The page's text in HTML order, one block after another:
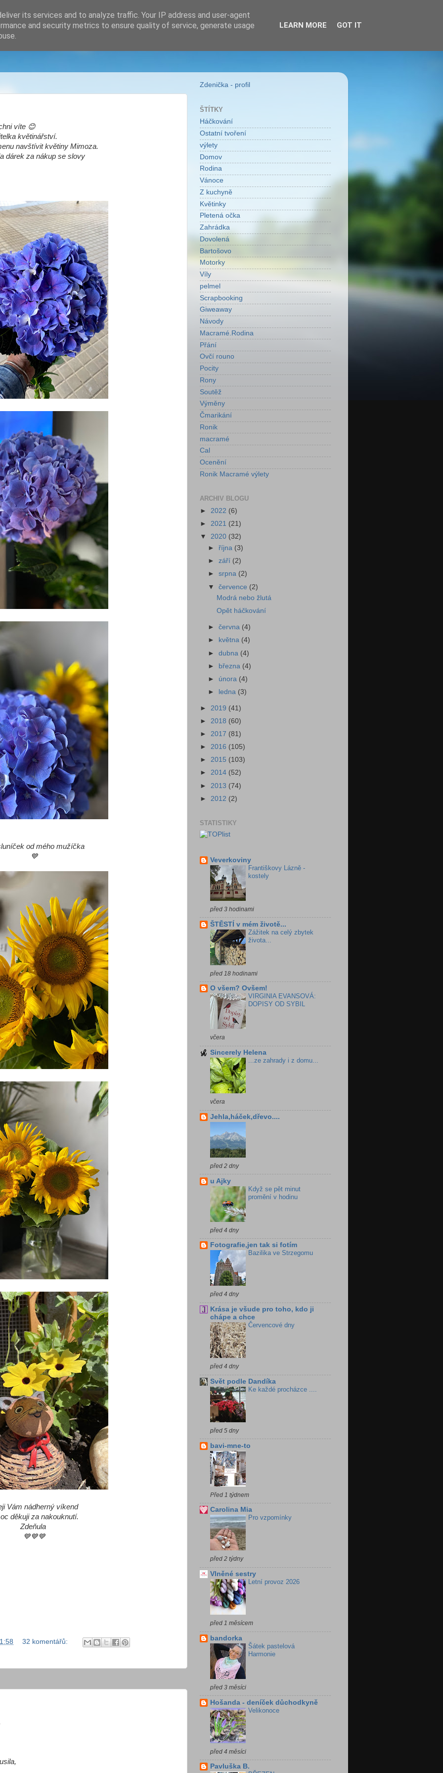
víte 😊
květinářství.
navštívit květiny Mimoza.
dárek za nákup se slovy
od mého mužíčka
💙
Vám nádherný víkend
děkuji za nakouknutí.
Zdeňula
💙💙💙
32 komentářů:
Zdenička - profil
ŠTÍTKY
Háčkování
Ostatní tvoření
výlety
Domov
Rodina
Vánoce
Z kuchyně
Květinky
Pletená očka
Zahrádka
Dovolená
Bartošovo
Motorky
Víly
pelmel
Scrapbooking
Giweaway
Návody
Macramé.Rodina
Přání
Ovčí rouno
Pocity
Rony
Soutěž
Výměny
Čmarikání
Ronik
macramé
Cal
Ocenění
Ronik Macramé výlety
ARCHIV BLOGU
► 2022 (6)
► 2021 (21)
▼ 2020 (32)
►října (3)
►září (2)
►srpna (2)
▼července (2)
Modrá nebo žlutá
Opět háčkování
►června (4)
►
května (4)
►dubna (4)
► března (4)
► února (4)
►
ledna (3)
► 2019 (41)
► 2018 (60)
► 2017 (81)
► 2016 (105)
► 2015 (103)
► 2014 (52)
► 2013 (74)
► 2012 (2)
STATISTIKY
Veverkoviny
Františkovy Lázně -
kostely
před 3 hodinami
ŠTĚSTÍ v mém životě...
Zážitek na celý zbytek
života...
před 18 hodinami
O všem? Ovšem!
VIRGINIA EVANSOVÁ:
DOPISY OD SYBIL
včera
Sincerely Helena
...ze zahrady i z domu...
včera
Jehla,háček,dřevo....
před 2 dny
u Ajky
Když se pět minut
promění v hodinu
před 4 dny
Fotografie,jen tak si fotím
Bazilika ve Strzegomu
před 4 dny
Krása je všude pro toho, kdo ji
chápe a chce
Červencové dny
před 4 dny
Svět podle Dandíka
Ke každé procházce ....
před 5 dny
bavi-mne-to
Před 1 týdnem
Carolina Mia
Pro vzpomínky
před 2 týdny
Vlněné sestry
Letní provoz 2026
před 1 měsícem
bandorka
Šátek pastelová
Harmonie
před 3 měsíci
Hošanda - deníček důchodkyně
Velikonoce
před 4 měsíci
Pavluška B.
its services and to analyze traffic. Your IP address and user-agent
and security metrics to ensure quality of service, generate usage
LEARN MORE GOT IT